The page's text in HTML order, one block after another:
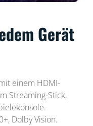
Gerät
einem HDMI-
Streaming-Stick,
Dolby Vision.